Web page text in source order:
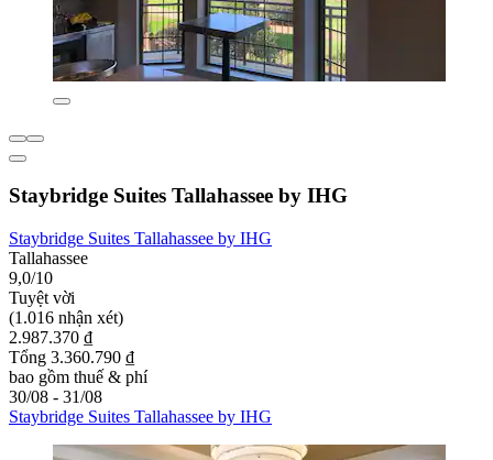
Staybridge Suites Tallahassee by IHG
Staybridge Suites Tallahassee by IHG
Tallahassee
9,0/10
Tuyệt vời
(1.016 nhận xét)
2.987.370 ₫
Tổng 3.360.790 ₫
bao gồm thuế & phí
30/08 - 31/08
Staybridge Suites Tallahassee by IHG